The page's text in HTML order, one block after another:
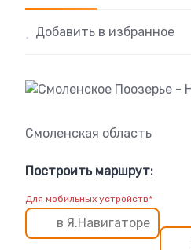
Добавить в избранное
Смоленская область
Построить маршрут:
Для мобильных устройств*
в Я.Навигаторе